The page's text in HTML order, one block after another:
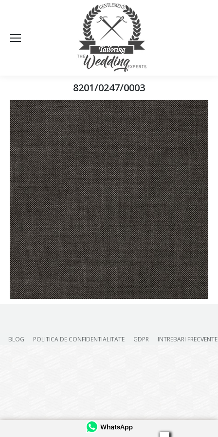
8201/0247/0003
BLOG POLITICA DE CONFIDENTIALITATE GDPR INTREBARI FRECVENTE